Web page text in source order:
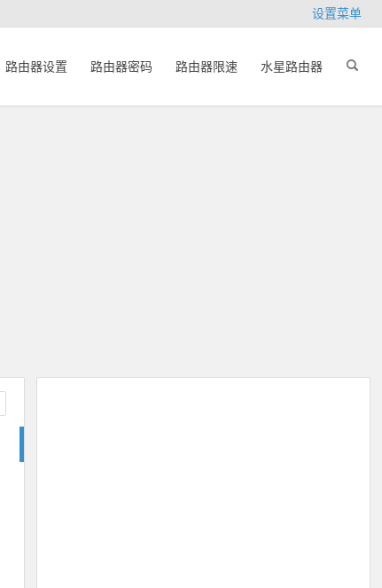
设置菜单
路由器设置 路由器密码 路由器限速 水星路由器